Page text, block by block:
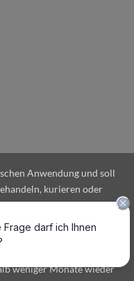
Anwendung und soll
kurieren oder
angewendet und die
können variieren. LeaLea
bei unerwünschten
der Einsatz zu einem
weniger Monate wieder